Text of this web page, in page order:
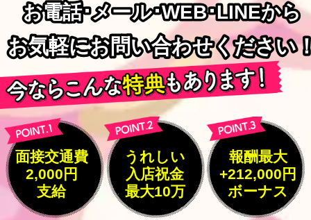
お電話･メール･WEB･LINEから
お電話･メール･WEB･LINEから
お気軽にお問い合わせください
お気軽にお問い合わせください
面接交通費
2,000円
支給
うれしい
入店祝金
最大10万
報酬最大
+212,000円
ボーナス